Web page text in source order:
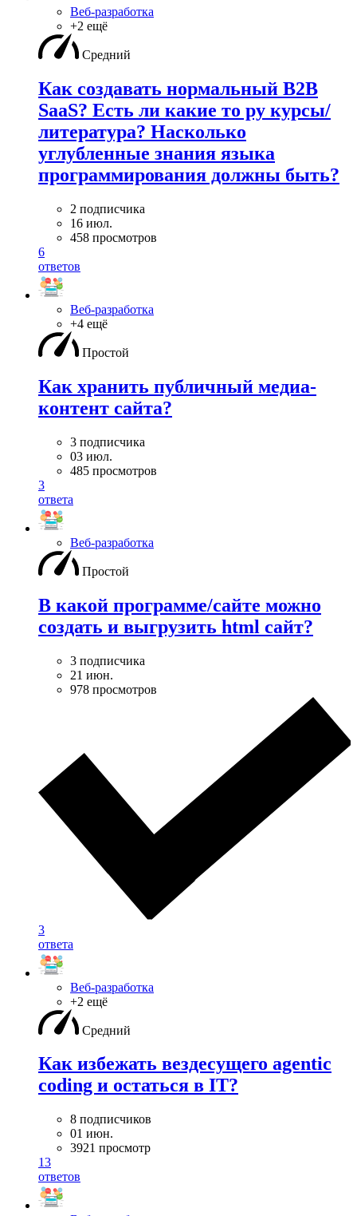
Веб-разработка
+2 ещё
Средний
Как создавать нормальный B2B
SaaS? Есть ли какие то ру курсы/
литература? Насколько
углубленные знания языка
программирования должны быть?
2 подписчика
16 июл.
458 просмотров
6
ответов
Веб-разработка
+4 ещё
Простой
Как хранить публичный медиа-
контент сайта?
3 подписчика
03 июл.
485 просмотров
3
ответа
Веб-разработка
Простой
В какой программе/сайте можно
создать и выгрузить html сайт?
3 подписчика
21 июн.
978 просмотров
3
ответа
Веб-разработка
+2 ещё
Средний
Как избежать вездесущего agentic
coding и остаться в IT?
8 подписчиков
01 июн.
3921 просмотр
13
ответов